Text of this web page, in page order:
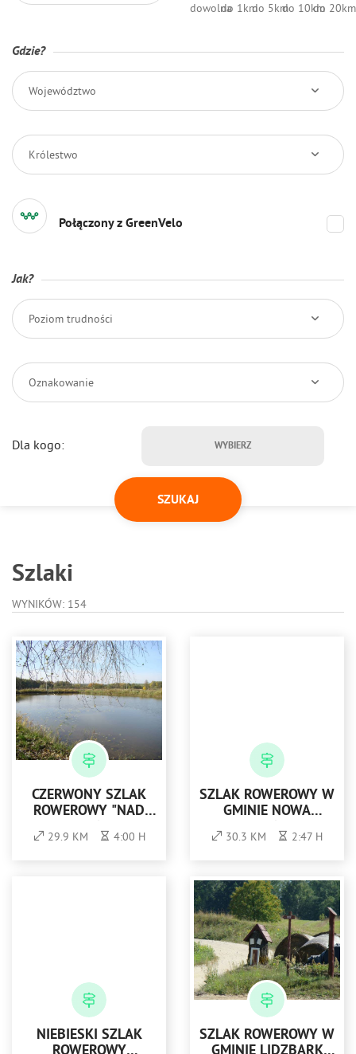
dowolnado 1kmdo 5kmdo 10kmdo 20km
Gdzie?
Województwo
Królestwo
Połączony z GreenVelo
Jak?
Poziom trudności
Oznakowanie
Dla kogo: WYBIERZ
Szlaki
WYNIKÓW: 154
CZERWONY SZLAK
ROWEROWY "NAD
BRUSIENKĄ"
29.9 KM 4:00 H
SZLAK ROWEROWY W
GMINIE NOWA
SARZYNA -
CZERWONY
30.3 KM 2:47 H
NIEBIESKI SZLAK
SZLAK ROWEROWY W